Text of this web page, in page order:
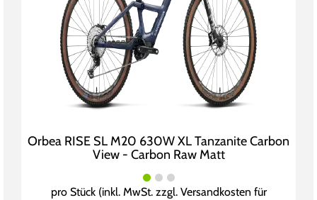
Orbea RISE SL M20 630W XL Tanzanite Carbon
View - Carbon Raw Matt
pro Stück (inkl. MwSt. zzgl. Versandkosten für